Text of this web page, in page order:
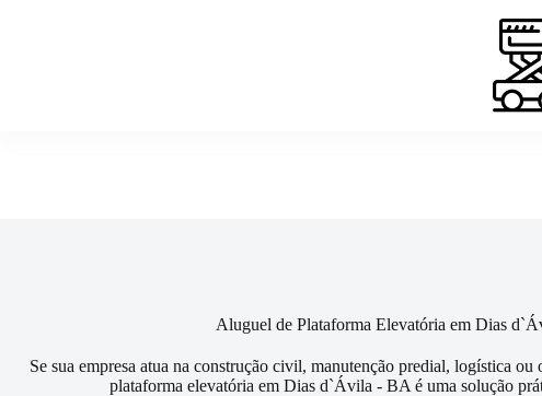
Aluguel de Plataforma Elevatória em Dias
Se sua empresa atua na construção civil, manutenção predial, logística
plataforma elevatória em Dias d`Ávila - BA é uma solução